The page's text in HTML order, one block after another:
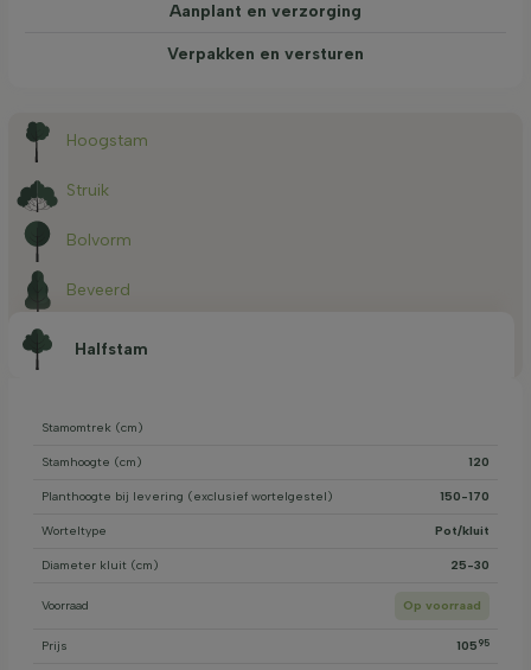
Aanplant en verzorging
Verpakken en versturen
Halfstam
Hoogstam
Struik
Bolvorm
Beveerd
Stamomtrek (cm)
Stamhoogte (cm) 120
Planthoogte bij levering (exclusief wortelgestel) 150-170
Worteltype Pot/kluit
Diameter kluit (cm) 25-30
Voorraad Op voorraad
Prijs 105 95